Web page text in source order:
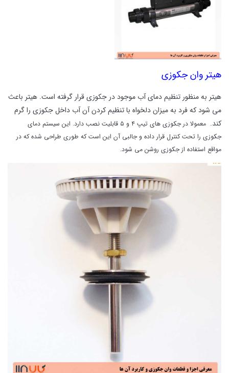
هیتر وان جکوزی
هیتر به منظور تنظیم دمای آب موجود در جکوزی قرار گرفته است. هیتر باعث
می شود که فرد به میزان دلخواه با تنظیم کردن آن آب داخل جکوزی را گرم
کند.
معمولا در جکوزی های تیپ ۴ و ۵ قابلیت نصب دارد. این سیستم دمای
جکوزی را تحت کنترل قرار داده و جالبی آن این است که طوری طراحی شده که در
مواقع استفاده از جکوزی روشن می شود.